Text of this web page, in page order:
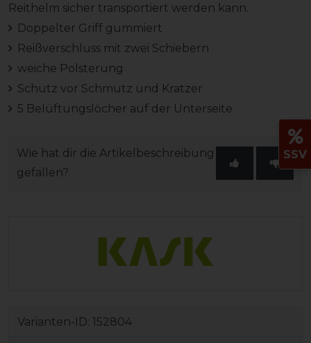
Reithelm sicher transportiert werden kann.
Doppelter Griff gummiert
Reißverschluss mit zwei Schiebern
weiche Polsterung
Schutz vor Schmutz und Kratzer
5 Belüftungslöcher auf der Unterseite
Wie hat dir die Artikelbeschreibung
gefallen?
Varianten-ID: 152804
SSV